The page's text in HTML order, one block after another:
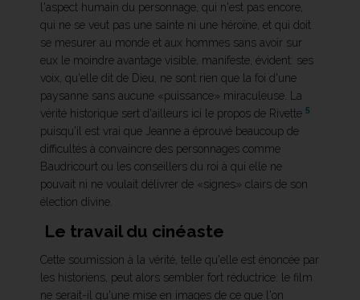
l'aspect humain du personnage, qui n'est pas encore,
qui ne se veut pas une sainte ni une héroïne, et qui doit
se mesurer au monde et aux hommes sans avoir sur
eux le moindre avantage visible, manifeste, évident: ses
voix, qu'elle dit de Dieu, ne sont rien que la foi d'une
paysanne sans aucune «puissance» miraculeuse. La
vérité historique sert d'ailleurs ici le propos de Rivette 5
puisqu'il est vrai que Jeanne a éprouvé beaucoup de
difficultés à convaincre des personnages comme
Baudricourt ou les conseillers du roi à qui elle ne
pouvait ni ne voulait délivrer de «signes» clairs de son
élection divine.
Le travail du cinéaste
Cette soumission à la vérité, telle qu'elle est énoncée par
les historiens, peut alors sembler fort réductrice: le film
ne serait-il qu'une mise en images de ce que l'on